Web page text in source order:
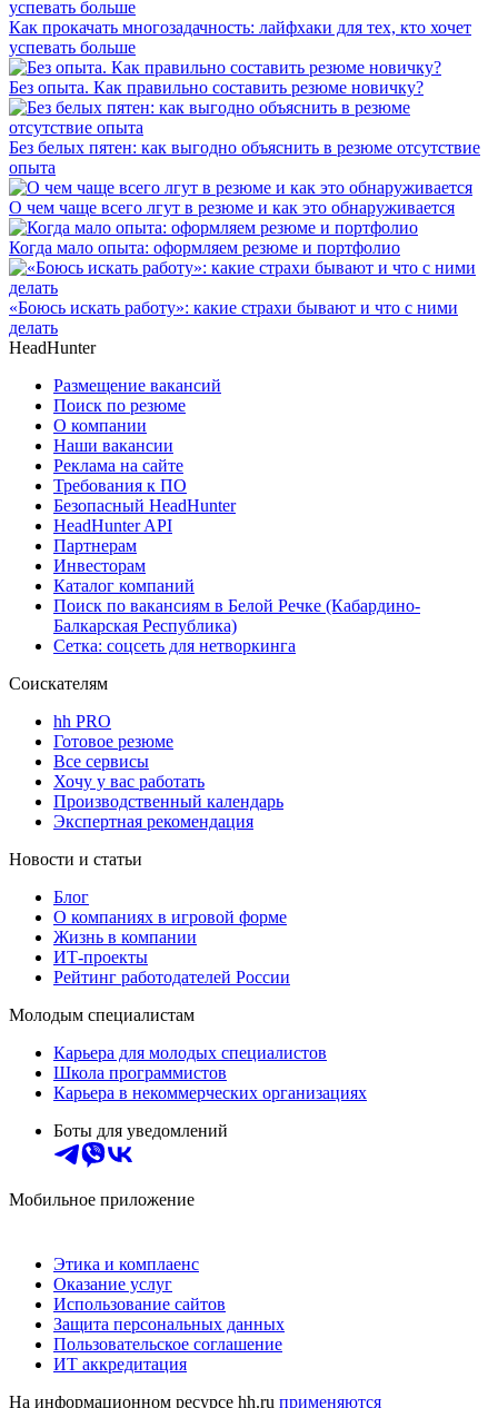
Как прокачать многозадачность: лайфхаки для тех, кто хочет
успевать больше
Без опыта. Как правильно составить резюме новичку?
Без белых пятен: как выгодно объяснить в резюме отсутствие
опыта
О чем чаще всего лгут в резюме и как это обнаруживается
Когда мало опыта: оформляем резюме и портфолио
«Боюсь искать работу»: какие страхи бывают и что с ними
делать
HeadHunter
Размещение вакансий
Поиск по резюме
О компании
Наши вакансии
Реклама на сайте
Требования к ПО
Безопасный HeadHunter
HeadHunter API
Партнерам
Инвесторам
Каталог компаний
Поиск по вакансиям в Белой Речке (Кабардино-
Балкарская Республика)
Сетка: соцсеть для нетворкинга
Соискателям
hh PRO
Готовое резюме
Все сервисы
Хочу у вас работать
Производственный календарь
Экспертная рекомендация
Новости и статьи
Блог
О компаниях в игровой форме
Жизнь в компании
ИТ-проекты
Рейтинг работодателей России
Молодым специалистам
Карьера для молодых специалистов
Школа программистов
Карьера в некоммерческих организациях
Боты для уведомлений
Мобильное приложение
Этика и комплаенс
Оказание услуг
Использование сайтов
Защита персональных данных
Пользовательское соглашение
ИТ аккредитация
На информационном ресурсе hh.ru применяются